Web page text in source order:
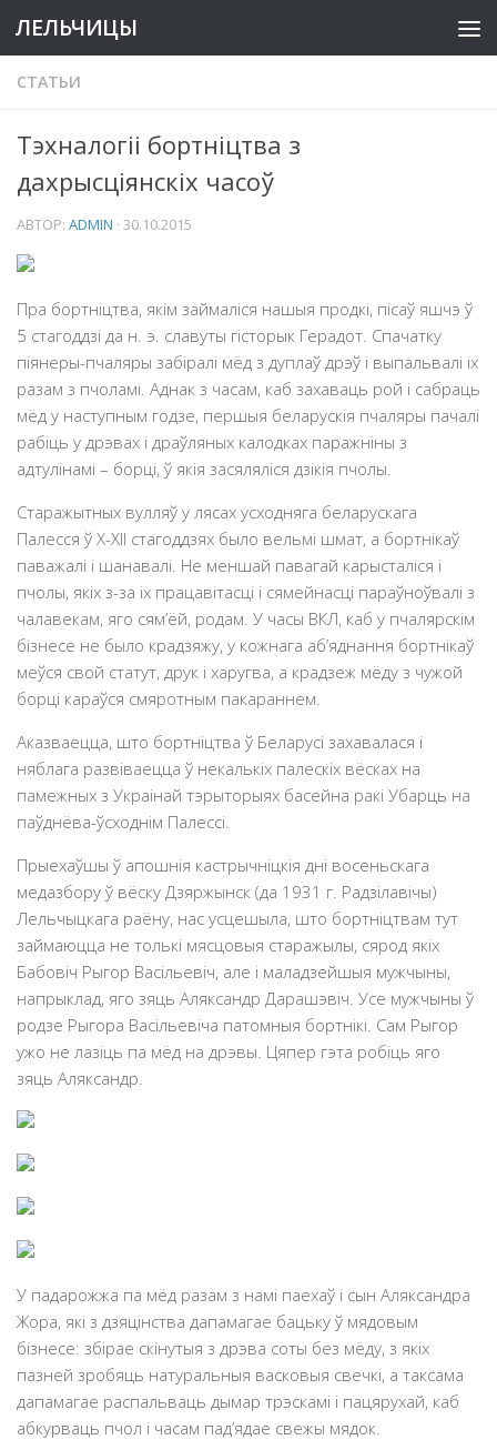
ЛЕЛЬЧИЦЫ
СТАТЬИ
Тэхналогіі бортніцтва з
дахрысціянскіх часоў
АВТОР: ADMIN · 30.10.2015
Пра бортніцтва, якім займаліся нашыя продкі, пісаў яшчэ ў
5 стагоддзі да н. э. славуты гісторык Герадот. Спачатку
піянеры-пчаляры забіралі мёд з дуплаў дрэў і выпальвалі іх
разам з пчоламі. Аднак з часам, каб захаваць рой і сабраць
мёд у наступным годзе, першыя беларускія пчаляры пачалі
рабіць у дрэвах і драўляных калодках паражніны з
адтулінамі – борці, ў якія засяляліся дзікія пчолы.
Старажытных вулляў у лясах усходняга беларускага
Палесся ў X-XII стагоддзях было вельмі шмат, а бортнікаў
паважалі і шанавалі. Не меншай павагай карысталіся і
пчолы, якіх з-за іх працавітасці і сямейнасці параўноўвалі з
чалавекам, яго сям’ёй, родам. У часы ВКЛ, каб у пчалярскім
бізнесе не было крадзяжу, у кожнага аб’яднання бортнікаў
меўся свой статут, друк і харугва, а крадзеж мёду з чужой
борці караўся смяротным пакараннем.
Аказваецца, што бортніцтва ў Беларусі захавалася і
няблага развіваецца ў некалькіх палескіх вёсках на
памежных з Украінай тэрыторыях басейна ракі Убарць на
паўднёва-ўсходнім Палессі.
Прыехаўшы ў апошнія кастрычніцкія дні восеньскага
медазбору ў вёску Дзяржынск (да 1931 г. Радзілавічы)
Лельчыцкага раёну, нас усцешыла, што бортніцтвам тут
займаюцца не толькі мясцовыя старажылы, сярод якіх
Бабовіч Рыгор Васільевіч, але і маладзейшыя мужчыны,
напрыклад, яго зяць Аляксандр Дарашэвіч. Усе мужчыны ў
родзе Рыгора Васільевіча патомныя бортнікі. Сам Рыгор
ужо не лазіць па мёд на дрэвы. Цяпер гэта робіць яго
зяць Аляксандр.
У падарожжа па мёд разам з намі паехаў і сын Аляксандра
Жора, які з дзяцінства дапамагае бацьку ў мядовым
бізнесе: збірае скінутыя з дрэва соты без мёду, з якіх
пазней зробяць натуральныя васковыя свечкі, а таксама
дапамагае распальваць дымар трэскамі і пацярухай, каб
абкурваць пчол і часам пад’ядае свежы мядок.